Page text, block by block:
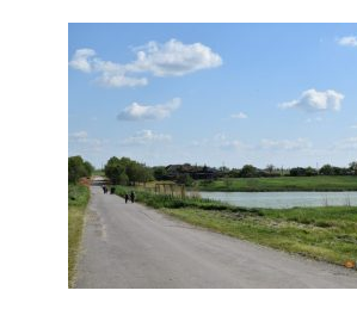
Дабы счастье
сберечь – спрячьте
сорванное яблоко:
на 8 августа
07 августа 2026 22:04
В Железнодорожном
Ростова-на-Дону на